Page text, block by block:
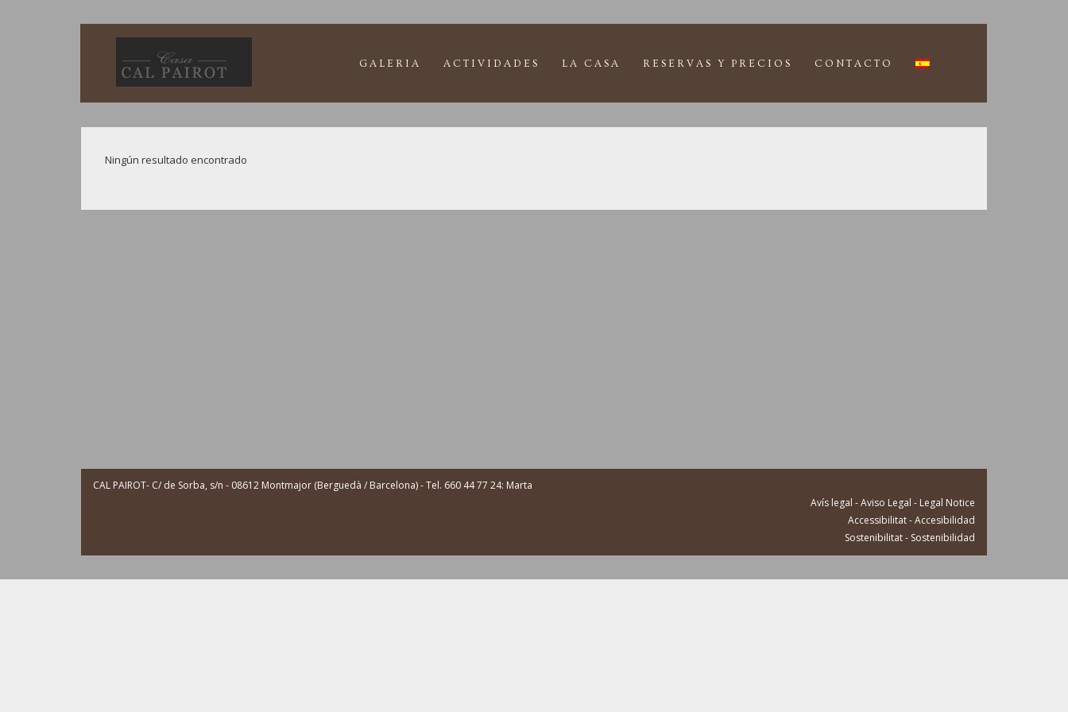
GALERIA ACTIVIDADES LA CASA RESERVAS Y PRECIOS CONTACTO
Ningún resultado encontrado
CAL PAIROT- C/ de Sorba, s/n - 08612 Montmajor (Berguedà / Barcelona) - Tel. 660 44 77 24: Marta
Avís legal - Aviso Legal - Legal Notice
Accessibilitat - Accesibilidad
Sostenibilitat - Sostenibilidad